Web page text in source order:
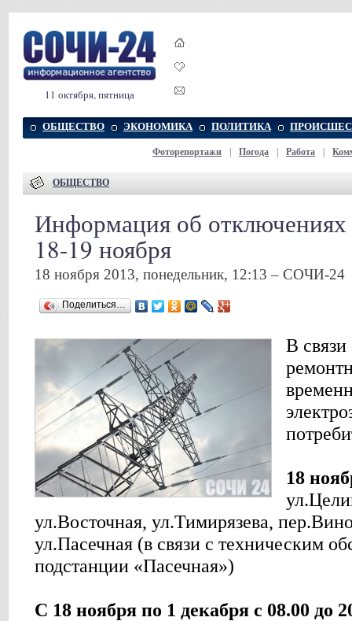
11 октября, пятница
ОБЩЕСТВО ЭКОНОМИКА ПОЛИТИКА
Фоторепортажи Погода Работа
ОБЩЕСТВО
Информация об отключениях
18-19 ноября
18 ноября 2013, понедельник, 12:13 – СОЧИ-24
Поделиться…
В
18
ул.Восточная, ул.Тимирязева,
ул.Пасечная (в связи с техническим
подстанции «Пасечная»)
С 18 ноября по 1 декабря с 08.00 до